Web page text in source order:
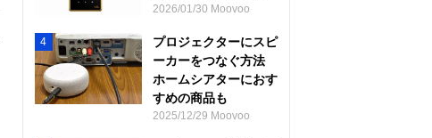
2026/01/30 Moovoo
4
プロジェクターにスピ
ーカーをつなぐ方法
ホームシアターにおす
すめの商品も
2025/12/29 Moovoo